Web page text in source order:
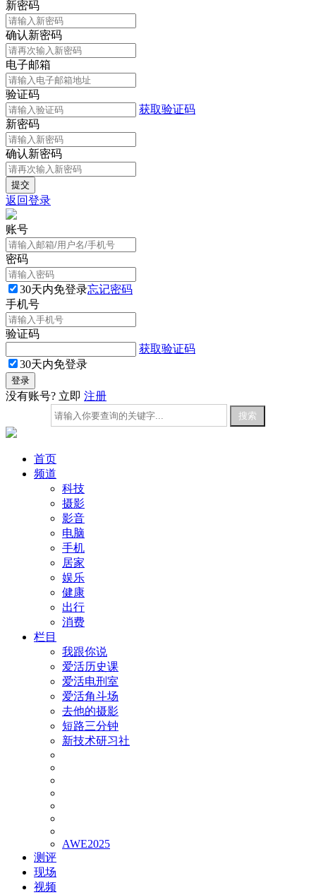
新密码
确认新密码
电子邮箱
验证码
获取验证码
新密码
确认新密码
返回登录
账号
密码
30天内免登录忘记密码
手机号
验证码
获取验证码
30天内免登录
没有账号? 立即 注册
首页
频道
科技
摄影
影音
电脑
手机
居家
娱乐
健康
出行
消费
栏目
我跟你说
爱活历史课
爱活电刑室
爱活角斗场
去他的摄影
短路三分钟
新技术研习社
AWE2025
测评
现场
视频